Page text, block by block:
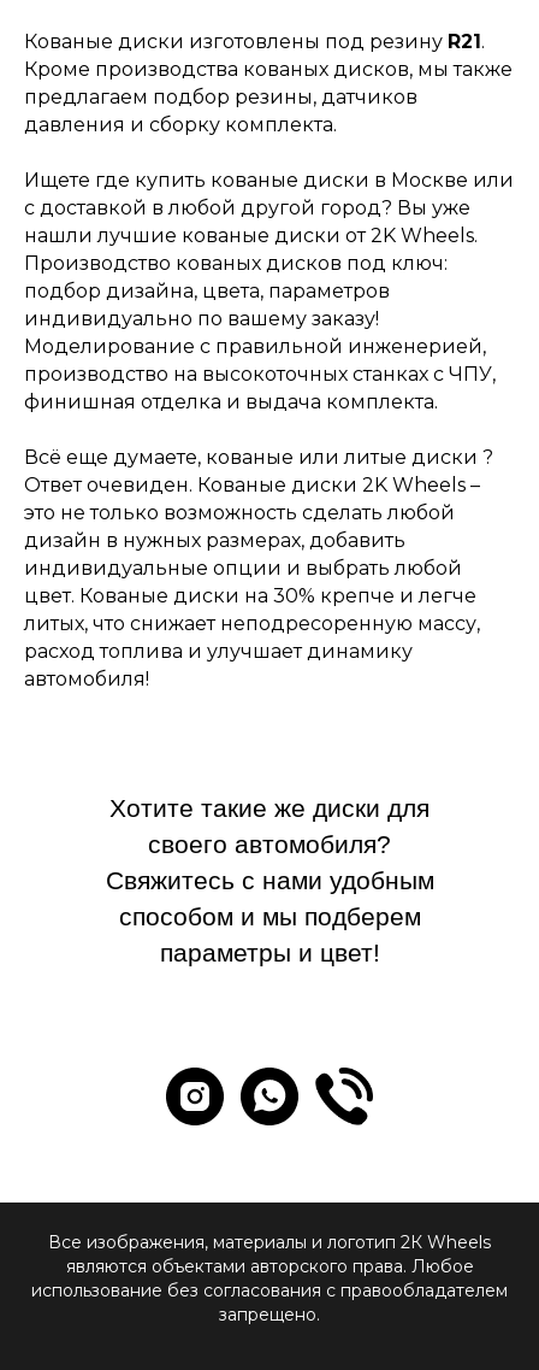
Кованые диски изготовлены под резину R21 .
Кроме производства кованых дисков, мы также
предлагаем подбор резины, датчиков
давления и сборку комплекта.
Ищете где купить кованые диски в Москве или
с доставкой в любой другой город? Вы уже
нашли лучшие кованые диски от 2K Wheels.
Производство кованых дисков под ключ:
подбор дизайна, цвета, параметров
индивидуально по вашему заказу!
Моделирование с правильной инженерией,
производство на высокоточных станках с ЧПУ,
финишная отделка и выдача комплекта.
Всё еще думаете, кованые или литые диски ?
Ответ очевиден. Кованые диски 2K Wheels –
это не только возможность сделать любой
дизайн в нужных размерах, добавить
индивидуальные опции и выбрать любой
цвет. Кованые диски на 30% крепче и легче
литых, что снижает неподресоренную массу,
расход топлива и улучшает динамику
автомобиля!
Хотите такие же диски для
своего автомобиля?
Свяжитесь с нами удобным
способом и мы подберем
параметры и цвет!
Все изображения, материалы и логотип 2К Wheels
являются объектами авторского права. Любое
использование без согласования с правообладателем
запрещено.